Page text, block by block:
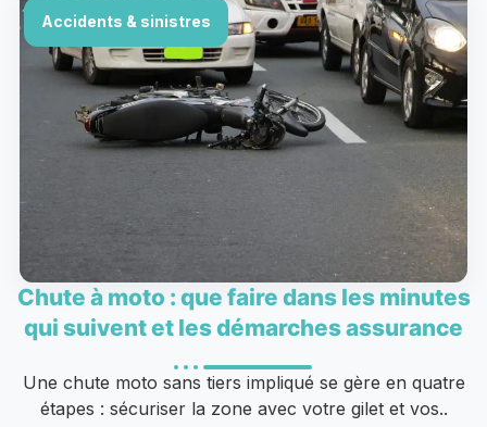
Accidents & sinistres
Chute à moto : que faire dans les minutes
qui suivent et les démarches assurance
Une chute moto sans tiers impliqué se gère en quatre
étapes : sécuriser la zone avec votre gilet et vos..